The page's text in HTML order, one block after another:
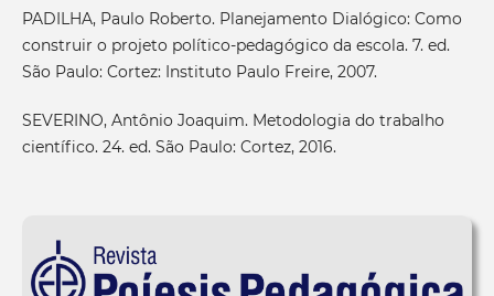
PADILHA, Paulo Roberto. Planejamento Dialógico: Como
construir o projeto político-pedagógico da escola. 7. ed.
São Paulo: Cortez: Instituto Paulo Freire, 2007.
SEVERINO, Antônio Joaquim. Metodologia do trabalho
científico. 24. ed. São Paulo: Cortez, 2016.